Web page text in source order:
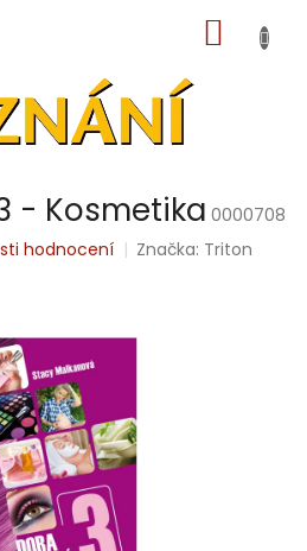
KOŠÍK
- Kosmetika 0000708
hodnocení Značka: Triton